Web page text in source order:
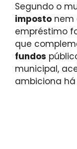
Segundo o
imposto nem
empréstimo
que
fundos
municipal,
ambiciona há